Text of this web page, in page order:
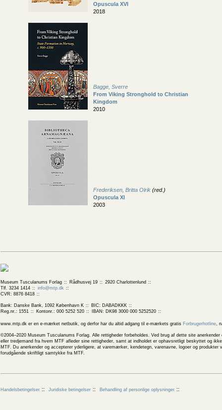
Opuscula XVI
2018
Bagge, Sverre
From Viking Stronghold to Christian
Kingdom
2010
Frederiksen, Britta Olrik (red.)
Opuscula XI
2003
Museum Tusculanums Forlag Rådhusvej 19
2920 Charlottenlund
Tlf. 3234 1414
info@mtp.dk
CVR: 8876 8418
Bank: Danske Bank, 1092 København K
BIC: DABADKKK
Reg.nr.: 1551
Kontonr.: 000 5252 520 IBAN: DK98 3000 000 5252520
www.mtp.dk er en e-mærket netbutik, og derfor har du altid adgang til e-mærkets gratis Forbrugerhotline,
©2004–2020 Museum Tusculanums Forlag. Alle rettigheder forbeholdes. Ved brug af dette site
eller tredjemand fra hvem MTF afleder sine rettigheder, samt at indholdet er ophavsretligt beskyttet og
MTF. Du anerkender og accepterer yderligere, at varemærker, kendetegn, varenavne, logoer og
forudgående skriftligt samtykke fra MTF.
Handelsbetingelser Juridiske betingelser Behandling af personlige oplysninger